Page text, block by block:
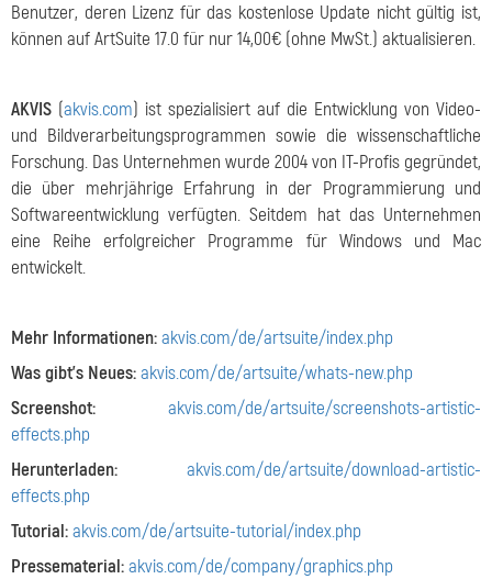
Benutzer, deren Lizenz für das kostenlose Update nicht gültig ist,
können auf ArtSuite 17.0 für nur 14,00€ (ohne MwSt.) aktualisieren.
AKVIS (akvis.com) ist spezialisiert auf die Entwicklung von Video-
und Bildverarbeitungsprogrammen sowie die wissenschaftliche
Forschung. Das Unternehmen wurde 2004 von IT-Profis gegründet,
die über mehrjährige Erfahrung in der Programmierung und
Softwareentwicklung verfügten. Seitdem hat das Unternehmen
eine Reihe erfolgreicher Programme für Windows und Mac
entwickelt.
Mehr Informationen:akvis.com/de/artsuite/index.php
Was gibt's Neues:akvis.com/de/artsuite/whats-new.php
Screenshot:
akvis.com/de/artsuite/screenshots-artistic-
effects.php
Herunterladen:
akvis.com/de/artsuite/download-artistic-
effects.php
Tutorial:akvis.com/de/artsuite-tutorial/index.php
Pressematerial:akvis.com/de/company/graphics.php